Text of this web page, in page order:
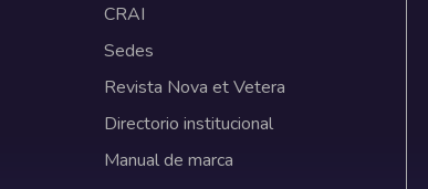
CRAI
Sedes
Revista Nova et Vetera
Directorio institucional
Manual de marca